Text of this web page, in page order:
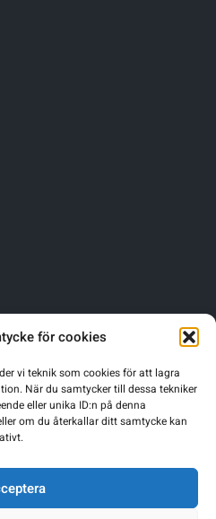
för cookies
vi teknik som cookies för att lagra
När du samtycker till dessa tekniker
eller unika ID:n på denna
om du återkallar ditt samtycke kan